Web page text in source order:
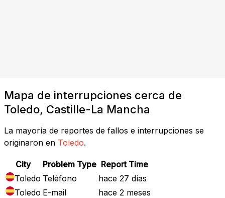
Mapa de interrupciones cerca de
Toledo, Castille-La Mancha
La mayoría de reportes de fallos e interrupciones se
originaron en Toledo.
City Problem Type Report Time
Toledo Teléfono
hace 27 días
Toledo E-mail hace 2 meses